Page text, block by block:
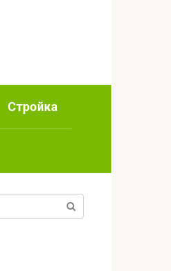
Стройка